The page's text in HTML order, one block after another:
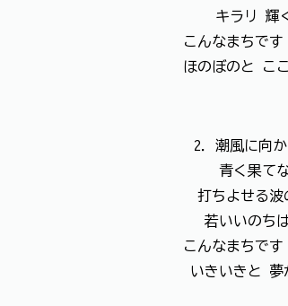
キラリ 輝
こんなまちで
ほのぼのと こ
2．潮風に向
青く果て
打ちよせる
若いいのち
こんなまちで
いきいきと 夢